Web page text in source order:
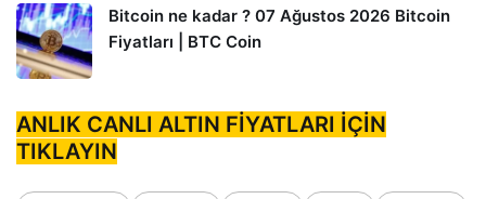
Bitcoin ne kadar ? 07 Ağustos 2026 Bitcoin
Fiyatları | BTC Coin
ANLIK CANLI ALTIN FİYATLARI İÇİN
TIKLAYIN